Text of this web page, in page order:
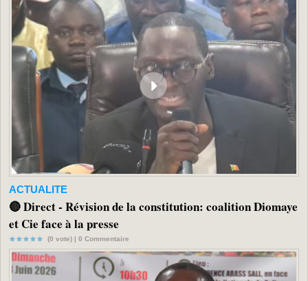
ACTUALITE
🔴 Direct - Révision de la constitution: coalition Diomaye
et Cie face à la presse
(0 vote) | 0 Commentaire